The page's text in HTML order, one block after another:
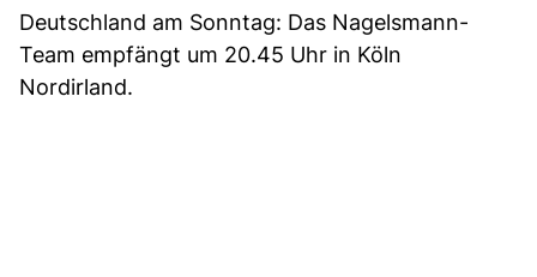
Deutschland am Sonntag: Das Nagelsmann-
Team empfängt um 20.45 Uhr in Köln
Nordirland.